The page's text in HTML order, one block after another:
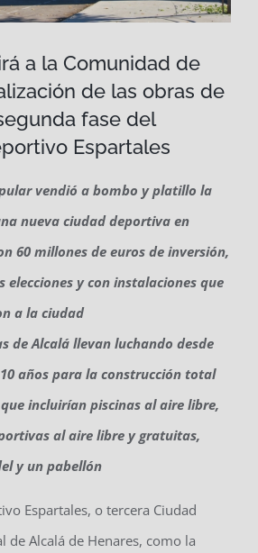
a la Comunidad de
de las obras de
fase del
Espartales
vendió a bombo y platillo la
nueva ciudad deportiva en
60 millones de euros de inversión,
elecciones y con instalaciones que
a la ciudad
de Alcalá llevan luchando desde
años para la construcción total
incluirían piscinas al aire libre,
al aire libre y gratuitas,
y un pabellón
Espartales, o tercera Ciudad
de Alcalá de Henares, como la